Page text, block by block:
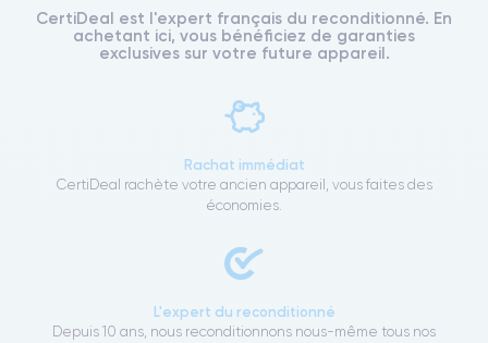
CertiDeal est l'expert français du reconditionné. En
achetant ici, vous bénéficiez de garanties
exclusives sur votre future appareil.
Rachat immédiat
CertiDeal rachète votre ancien appareil, vous faites des
économies.
L'expert du reconditionné
Depuis 10 ans, nous reconditionnons nous-même tous nos